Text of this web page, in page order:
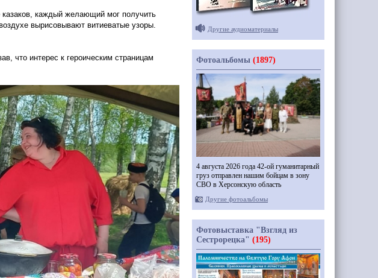
казаков, каждый желающий мог получить
вырисовывают витиеватые узоры.
что интерес к героическим страницам
Другие аудиоматериалы
Фотоальбомы (1897)
4 августа 2026 года 42-ой гуманитарный
груз отправлен нашим бойцам в зону
СВО в Херсонскую область
Другие фотоальбомы
Фотовыставка "Взгляд из
Сестрорецка" (195)